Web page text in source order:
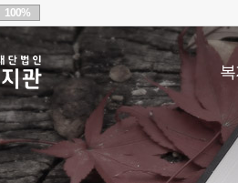
100%
법
기